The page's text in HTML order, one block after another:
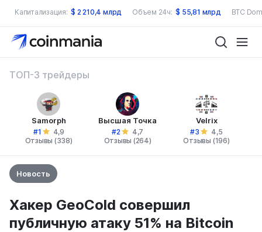
Капитализация: $ 2 210,4 млрд Объем 24ч: $ 55,81 млрд BTC
ТОП-3 трейдеры
Samorph
#1
4,9
Отзывы (338)
Высшая Точка
#2
4,7
Отзывы (264)
Velrix
#3
4,5
Отзывы (196)
Новость
Хакер GeoCold совершил
публичную атаку 51% на Bitcoin